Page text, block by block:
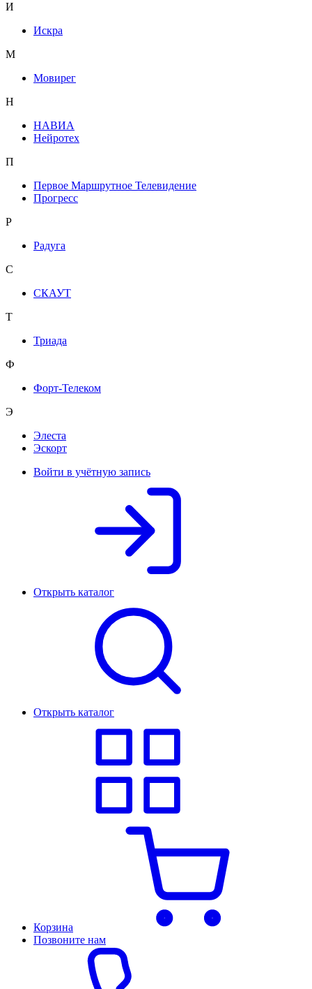
И
Искра
М
Мовирег
Н
НАВИА
Нейротех
П
Первое Маршрутное Телевидение
Прогресс
Р
Радуга
С
СКАУТ
Т
Триада
Ф
Форт-Телеком
Э
Элеста
Эскорт
Войти в учётную запись
Открыть каталог
Открыть каталог
Корзина
Позвоните нам